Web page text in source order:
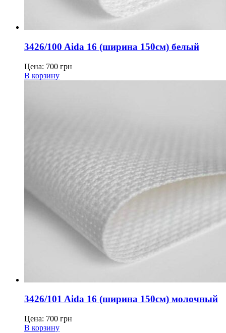
3426/100 Aida 16 (ширина 150см) белый
Цена: 700 грн
В корзину
3426/101 Aida 16 (ширина 150см) молочный
Цена: 700 грн
В корзину